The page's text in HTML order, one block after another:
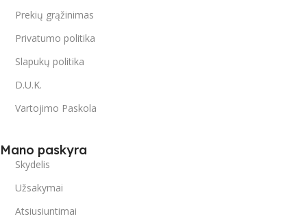
Prekių grąžinimas
Privatumo politika
Slapukų politika
D.U.K.
Vartojimo Paskola
Mano paskyra
Skydelis
Užsakymai
Atsiusiuntimai